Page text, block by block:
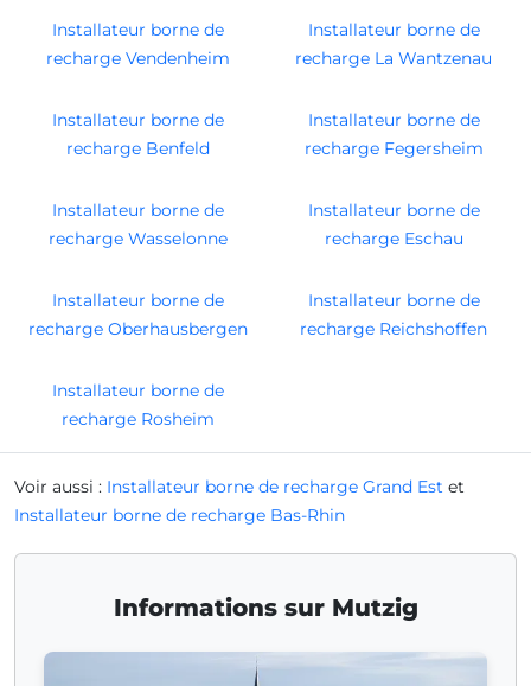
Installateur borne de
recharge Vendenheim
Installateur borne de
recharge La Wantzenau
Installateur borne de
recharge Benfeld
Installateur borne de
recharge Fegersheim
Installateur borne de
recharge Wasselonne
Installateur borne de
recharge Eschau
Installateur borne de
recharge Oberhausbergen
Installateur borne de
recharge Reichshoffen
Installateur borne de
recharge Rosheim
Voir aussi : Installateur borne de recharge Grand Est et
Installateur borne de recharge Bas-Rhin
Informations sur Mutzig